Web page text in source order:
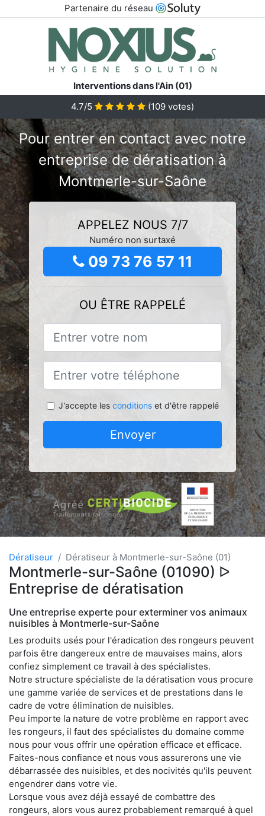
Partenaire du réseau
Interventions dans l'Ain (01)
4.7/5
(109 votes)
Pour entrer en contact avec notre
entreprise de dératisation à
Montmerle-sur-Saône
APPELEZ NOUS 7/7
Numéro non surtaxé
09 73 76 57 11
OU ÊTRE RAPPELÉ
J'accepte les conditionset d'être rappelé
Envoyer
Dératiseur Dératiseur à Montmerle-sur-Saône (01)
Montmerle-sur-Saône (01090) ᐅ
Entreprise de dératisation
Une entreprise experte pour exterminer vos animaux
nuisibles à Montmerle-sur-Saône
Les produits usés pour l'éradication des rongeurs peuvent
parfois être dangereux entre de mauvaises mains, alors
confiez simplement ce travail à des spécialistes.
Notre structure spécialiste de la dératisation vous procure
une gamme variée de services et de prestations dans le
cadre de votre élimination de nuisibles.
Peu importe la nature de votre problème en rapport avec
les rongeurs, il faut des spécialistes du domaine comme
nous pour vous offrir une opération efficace et efficace.
Faites-nous confiance et nous vous assurerons une vie
débarrassée des nuisibles, et des nocivités qu'ils peuvent
engendrer dans votre vie.
Lorsque vous avez déjà essayé de combattre des
rongeurs, alors vous aurez probablement remarqué à quel